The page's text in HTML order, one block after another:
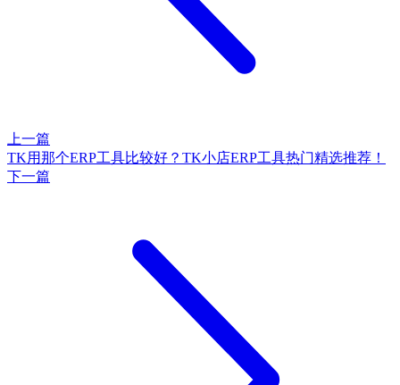
上一篇
TK用那个ERP工具比较好？TK小店ERP工具热门精选推荐！
下一篇